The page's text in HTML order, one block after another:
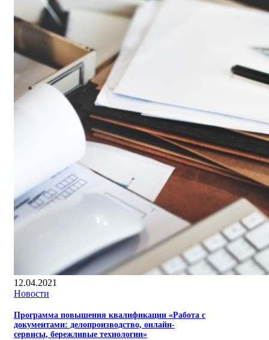
12.04.2021
Новости
Программа повышения квалификации «Работа с
документами: делопроизводство, онлайн-
сервисы, бережливые технологии»